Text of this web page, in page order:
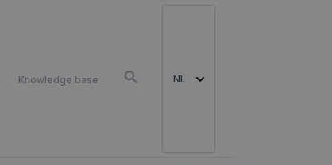
Knowledge base NL